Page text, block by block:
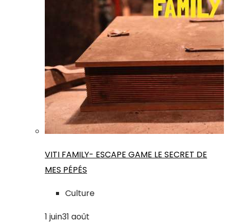
VITI FAMILY- ESCAPE GAME LE SECRET DE
MES PÉPÉS
Culture
1 juin31 août